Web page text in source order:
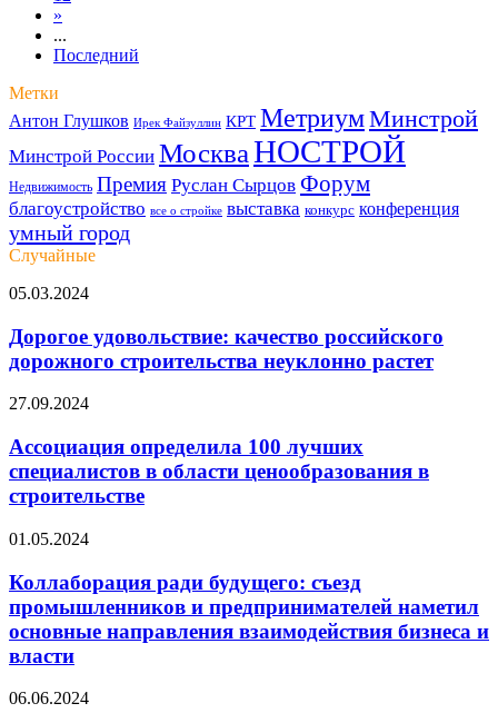
»
...
Последний
Метки
Антон Глушков Ирек Файзуллин КРТ МетриумМинстрой
Минстрой России МоскваНОСТРОЙ
Недвижимость Премия Руслан Сырцов Форум
благоустройство все о стройке выставка конкурс конференция
умный город
Случайные
Дорогое
качество
российского
дорожного
неуклонно
05.03.2024
Дорогое удовольствие: качество российского
дорожного строительства неуклонно растет
Ассоциация
100
лучших
специалистов
в
ценообразования
строительстве
27.09.2024
Ассоциация определила 100 лучших
специалистов в области ценообразования в
строительстве
Коллаборация
будущего:
съезд
промышленников
и
предпринимателей
основные
01.05.2024
Коллаборация ради будущего: съезд
промышленников и предпринимателей наметил
основные направления взаимодействия бизнеса и
власти
Требуются
06.06.2024